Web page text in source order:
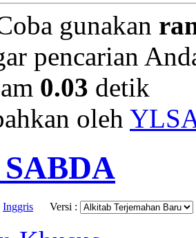
gunakan
pencarian
0.03 detik
oleh
Inggris Versi :